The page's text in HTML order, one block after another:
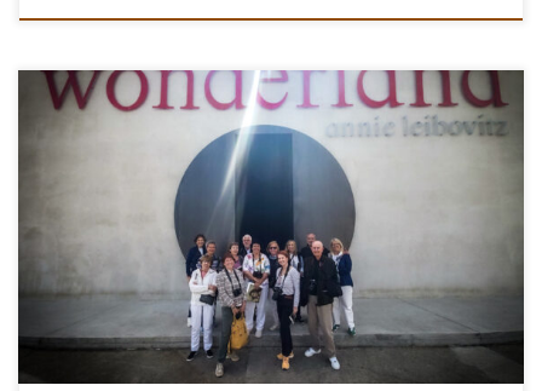
La asociación fotográfica Cámara en Mano disfrutó el pasado 18
de abril de una enriquecedora visita a la exposición Wonderland,
dedicada a la reconocida fotógrafa Annie Leibovitz, galardonada
con el […]